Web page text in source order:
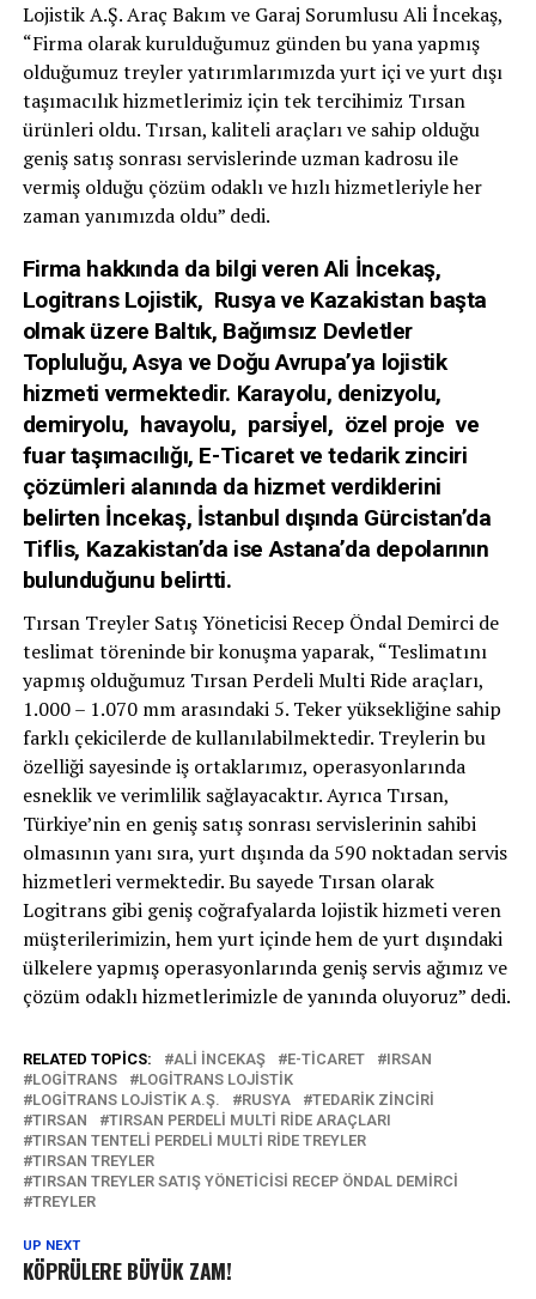
Lojistik A.Ş. Araç Bakım ve Garaj Sorumlusu Ali İncekaş,
“Firma olarak kurulduğumuz günden bu yana yapmış
olduğumuz treyler yatırımlarımızda yurt içi ve yurt dışı
taşımacılık hizmetlerimiz için tek tercihimiz Tırsan
ürünleri oldu. Tırsan, kaliteli araçları ve sahip olduğu
geniş satış sonrası servislerinde uzman kadrosu ile
vermiş olduğu çözüm odaklı ve hızlı hizmetleriyle her
zaman yanımızda oldu” dedi.
Firma hakkında da bilgi veren Ali İncekaş,
Logitrans Lojistik, Rusya ve Kazakistan başta
olmak üzere Baltık, Bağımsız Devletler
Topluluğu, Asya ve Doğu Avrupa’ya lojistik
hizmeti vermektedir. Karayolu, denizyolu,
demiryolu, havayolu, parsi̇yel, özel proje ve
fuar taşımacılığı, E-Ticaret ve tedarik zinciri
çözümleri alanında da hizmet verdiklerini
belirten İncekaş, İstanbul dışında Gürcistan’da
Tiflis, Kazakistan’da ise Astana’da depolarının
bulunduğunu belirtti.
Tırsan Treyler Satış Yöneticisi Recep Öndal Demirci de
teslimat töreninde bir konuşma yaparak, “Teslimatını
yapmış olduğumuz Tırsan Perdeli Multi Ride araçları,
1.000 – 1.070 mm arasındaki 5. Teker yüksekliğine sahip
farklı çekicilerde de kullanılabilmektedir. Treylerin bu
özelliği sayesinde iş ortaklarımız, operasyonlarında
esneklik ve verimlilik sağlayacaktır. Ayrıca Tırsan,
Türkiye’nin en geniş satış sonrası servislerinin sahibi
olmasının yanı sıra, yurt dışında da 590 noktadan servis
hizmetleri vermektedir. Bu sayede Tırsan olarak
Logitrans gibi geniş coğrafyalarda lojistik hizmeti veren
müşterilerimizin, hem yurt içinde hem de yurt dışındaki
ülkelere yapmış operasyonlarında geniş servis ağımız ve
çözüm odaklı hizmetlerimizle de yanında oluyoruz” dedi.
RELATED TOPICS: ALI İNCEKAŞ E-TICARET
IRSAN
LOGITRANS
LOGITRANS LOJISTIK
LOGITRANS LOJISTIK A.Ş.
RUSYA
TEDARIK ZINCIRI
TIRSAN
TIRSAN PERDELI MULTI RIDE ARAÇLARI
TIRSAN TENTELI PERDELI MULTI RIDE TREYLER
TIRSAN TREYLER
TIRSAN TREYLER SATIŞ YÖNETICISI RECEP ÖNDAL DEMIRCI
TREYLER
UP NEXT
KÖPRÜLERE BÜYÜK ZAM!